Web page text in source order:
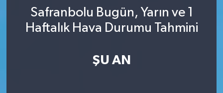
Safranbolu Bugün, Yarın ve 1
Haftalık Hava Durumu Tahmini
ŞU AN
Son Dakika Haberleri